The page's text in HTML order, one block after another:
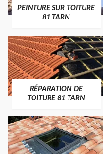
PEINTURE SUR TOITURE
81 TARN
RÉPARATION DE
TOITURE 81 TARN